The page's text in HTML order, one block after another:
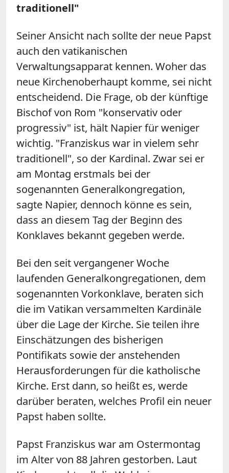
traditionell"
Seiner Ansicht nach sollte der neue Papst
auch den vatikanischen
Verwaltungsapparat kennen. Woher das
neue Kirchenoberhaupt komme, sei nicht
entscheidend. Die Frage, ob der künftige
Bischof von Rom "konservativ oder
progressiv" ist, hält Napierfür weniger
wichtig. "Franziskus war in vielem sehr
traditionell", so der Kardinal. Zwar sei er
am Montag erstmals bei der
sogenannten Generalkongregation,
sagte Napier, dennoch könne es sein,
dass an diesem Tag der Beginn des
Konklaves bekannt gegeben werde.
Bei den seit vergangener Woche
laufenden Generalkongregationen, dem
sogenannten Vorkonklave, beraten sich
die im Vatikan versammelten Kardinäle
über die Lage der Kirche. Sie teilen ihre
Einschätzungen des bisherigen
Pontifikats sowie der anstehenden
Herausforderungen für die katholische
Kirche. Erst dann, so heißt es, werde
darüber beraten, welches Profil ein neuer
Papst haben sollte.
Papst Franziskus war am Ostermontag
im Alter von 88 Jahren gestorben. Laut